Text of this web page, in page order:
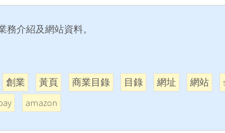
介紹及網站資料。
創業 黃頁 商業目錄 目錄 網址 網站
amazon